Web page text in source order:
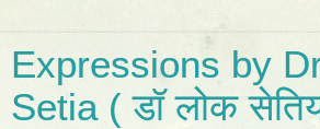
Expressions by
Setia ( डॉ लोक